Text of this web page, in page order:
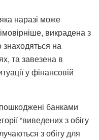
наразі може
викрадена з
знаходяться на
та завезена в
у фінансовій
банками
“виведених з обігу
з обігу для